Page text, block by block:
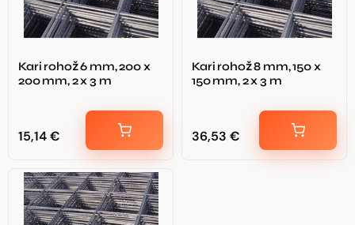
Kari rohož 6 mm, 200 x
200 mm, 2 x 3 m
15,14€
Kari rohož 8 mm, 150 x
150 mm, 2 x 3 m
36,53 €